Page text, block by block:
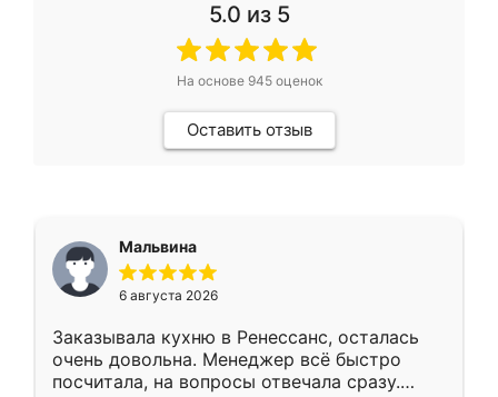
5.0 из 5
На основе 945оценок
Оставить отзыв
Мальвина
6 августа 2026
Заказывала кухню в Ренессанс, осталась
очень довольна. Менеджер всё быстро
посчитала, на вопросы отвечала сразу.